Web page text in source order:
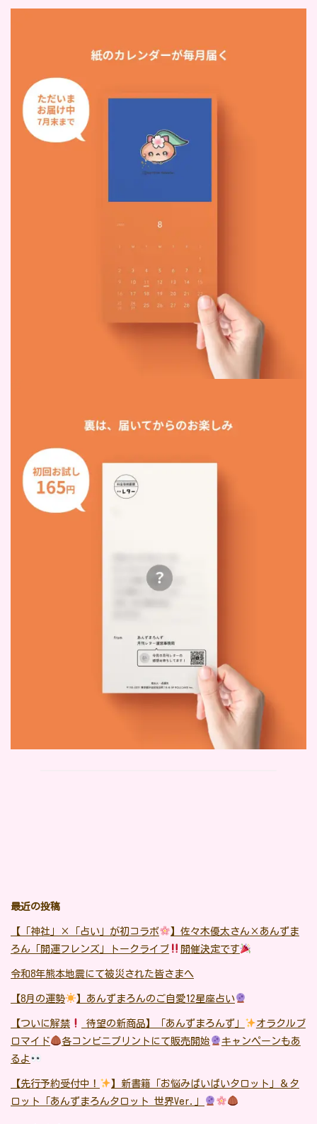
最近の投稿
【「神社」×「占い」が初コラボ
】佐々木優太さん×あんずま
ろん「開運フレンズ」トークライブ
開催決定です
令和8年熊本地震にて被災された皆さまへ
【8月の運勢 】あんずまろんのご自愛12星座占い
【ついに解禁 待望の新商品】「あんずまろんず」
オラクルブ
ロマイド
各コンビニプリントにて販売開始
キャンペーンもあ
るよ
【先行予約受付中！
】新書籍「お悩みばいばいタロット」＆タ
ロット「あんずまろんタロット 世界Ver.」